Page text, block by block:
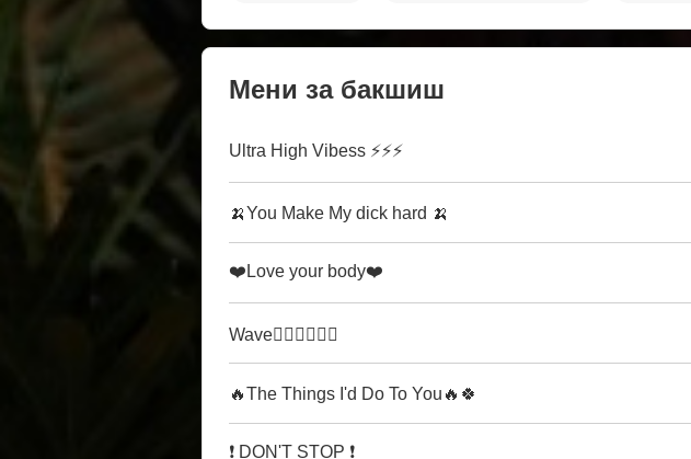
Мени за бакшиш
Ultra High Vibess ⚡⚡⚡
🍌You Make My dick hard 🍌
❤️Love your body❤️
Wave🏄🏼‍♀️🏄🏼‍♀️
🔥The Things I'd Do To You🔥🍀
❗️ DON'T STOP ❗️